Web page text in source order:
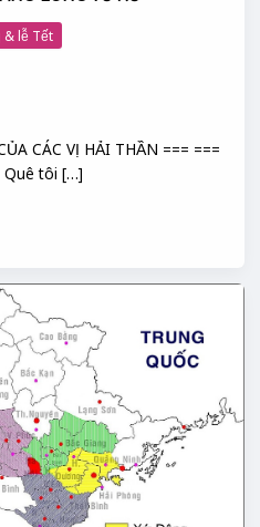
& lễ Tết
CÁC VỊ HẢI THẦN === ===
Quê tôi […]